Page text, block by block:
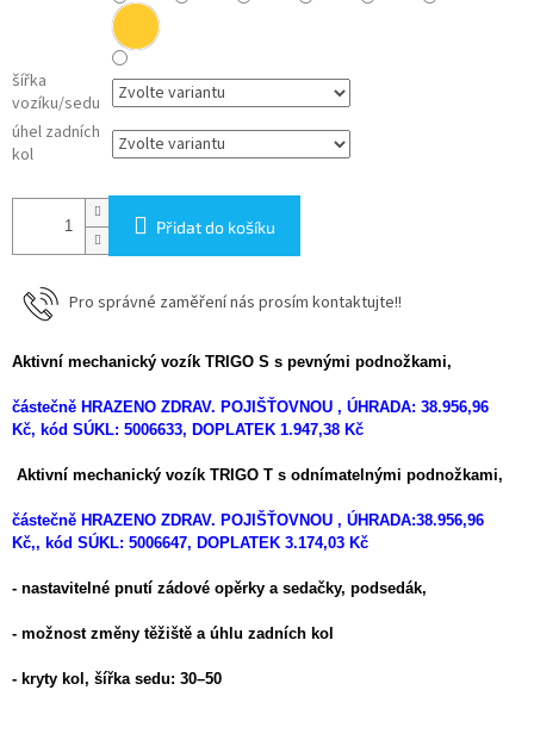
šířka
vozíku/sedu
úhel zadních
kol
Přidat do košíku
Pro správné zaměření nás prosím kontaktujte!!
Aktivní mechanický vozík TRIGO S s pevnými podnožkami,
částečně HRAZENO ZDRAV. POJIŠŤOVNOU , ÚHRADA: 38.956,96
Kč, kód SÚKL: 5006633, DOPLATEK 1.947,38 Kč
Aktivní mechanický vozík TRIGO T s odnímatelnými podnožkami,
částečně HRAZENO ZDRAV. POJIŠŤOVNOU , ÚHRADA:38.956,96
Kč,, kód SÚKL: 5006647, DOPLATEK 3.174,03 Kč
- nastavitelné pnutí zádové opěrky a sedačky, podsedák,
- možnost změny těžiště a úhlu zadních kol
- kryty kol, šířka sedu: 30–50